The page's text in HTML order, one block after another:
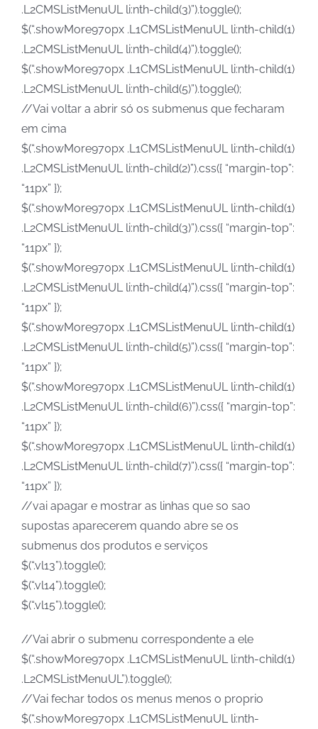
.L2CMSListMenuUL li:nth-child(3)”).toggle();
$(“.showMore970px .L1CMSListMenuUL li:nth-child(1)
.L2CMSListMenuUL li:nth-child(4)”).toggle();
$(“.showMore970px .L1CMSListMenuUL li:nth-child(1)
.L2CMSListMenuUL li:nth-child(5)”).toggle();
//Vai voltar a abrir só os submenus que fecharam
em cima
$(“.showMore970px .L1CMSListMenuUL li:nth-child(1)
.L2CMSListMenuUL li:nth-child(2)”).css({ “margin-top”:
“11px” });
$(“.showMore970px .L1CMSListMenuUL li:nth-child(1)
.L2CMSListMenuUL li:nth-child(3)”).css({ “margin-top”:
“11px” });
$(“.showMore970px .L1CMSListMenuUL li:nth-child(1)
.L2CMSListMenuUL li:nth-child(4)”).css({ “margin-top”:
“11px” });
$(“.showMore970px .L1CMSListMenuUL li:nth-child(1)
.L2CMSListMenuUL li:nth-child(5)”).css({ “margin-top”:
“11px” });
$(“.showMore970px .L1CMSListMenuUL li:nth-child(1)
.L2CMSListMenuUL li:nth-child(6)”).css({ “margin-top”:
“11px” });
$(“.showMore970px .L1CMSListMenuUL li:nth-child(1)
.L2CMSListMenuUL li:nth-child(7)”).css({ “margin-top”:
“11px” });
//vai apagar e mostrar as linhas que so sao
supostas aparecerem quando abre se os
submenus dos produtos e serviços
$(“.vl13”).toggle();
$(“.vl14”).toggle();
$(“.vl15”).toggle();
//Vai abrir o submenu correspondente a ele
$(“.showMore970px .L1CMSListMenuUL li:nth-child(1)
.L2CMSListMenuUL”).toggle();
//Vai fechar todos os menus menos o proprio
$(“.showMore970px .L1CMSListMenuUL li:nth-